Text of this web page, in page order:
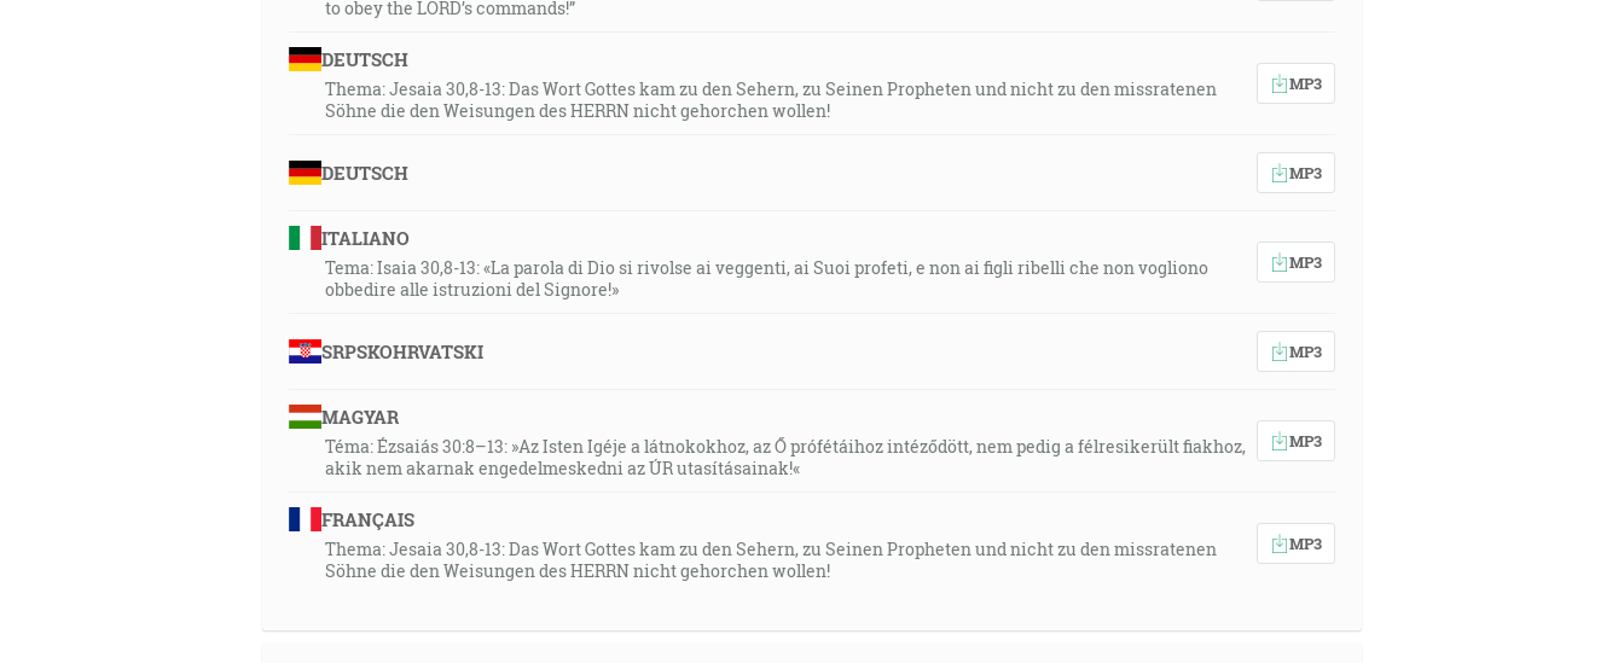
to obey the LORD’s commands!”
DEUTSCH
Thema: Jesaia 30,8-13: Das Wort Gottes kam zu den Sehern, zu Seinen Propheten und nicht zu den missratenen
Söhne die den Weisungen des HERRN nicht gehorchen wollen!
MP3
DEUTSCH MP3
ITALIANO
Tema: Isaia 30,8-13: «La parola di Dio si rivolse ai veggenti, ai Suoi profeti, e non ai figli ribelli che non vogliono
obbedire alle istruzioni del Signore!»
MP3
SRPSKOHRVATSKI MP3
MAGYAR
Téma: Ézsaiás 30:8–13: »Az Isten Igéje a látnokokhoz, az Ő prófétáihoz intéződött, nem pedig a félresikerült fiakhoz,
akik nem akarnak engedelmeskedni az ÚR utasításainak!«
MP3
FRANÇAIS
Thema: Jesaia 30,8-13: Das Wort Gottes kam zu den Sehern, zu Seinen Propheten und nicht zu den missratenen
Söhne die den Weisungen des HERRN nicht gehorchen wollen!
MP3